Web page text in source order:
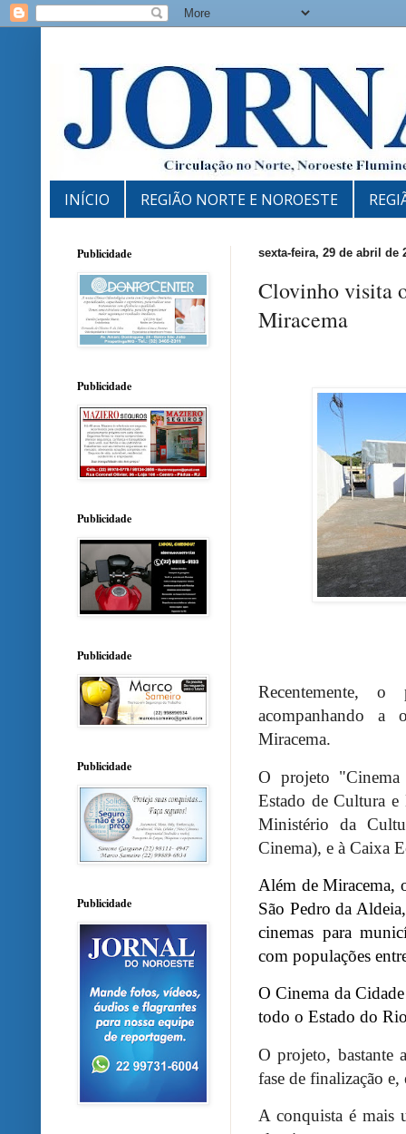
INÍCIO REGIÃO NORTE E NOROESTE
sexta-feira, 29 de abril de
Clovinho visita
Miracema
Recentemente,
acompanhando a
Miracema.
O projeto "Cinema
Estado de Cultura
Ministério da
Cinema), e à Caixa
Além de Miracema,
São Pedro da
cinemas para
com populações
O Cinema da
todo o Estado do
O projeto, bastante
fase de finalização
A conquista é mais
Publicidade
Publicidade
Publicidade
Publicidade
Publicidade
Publicidade